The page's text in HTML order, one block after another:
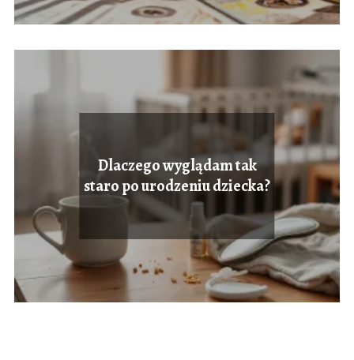
Dlaczego wyglądam tak
staro po urodzeniu dziecka?